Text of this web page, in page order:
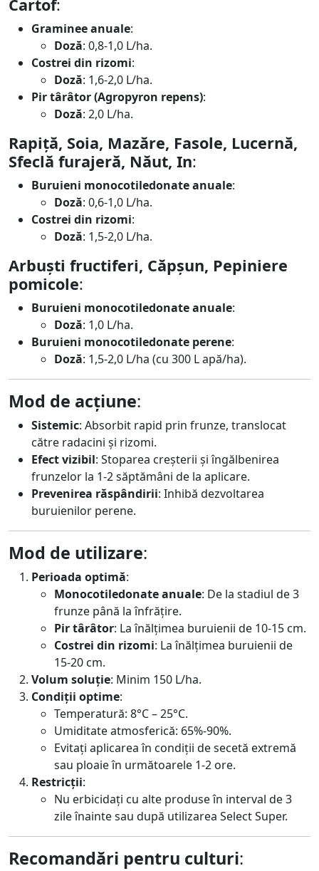
Cartof:
Graminee anuale:
Doză: 0,8-1,0 L/ha.
Costrei din rizomi:
Doză: 1,6-2,0 L/ha.
Pir târâtor (Agropyron repens):
Doză: 2,0 L/ha.
Rapiță, Soia, Mazăre, Fasole, Lucernă,
Sfeclă furajeră, Năut, In:
Buruieni monocotiledonate anuale:
Doză: 0,6-1,0 L/ha.
Costrei din rizomi:
Doză: 1,5-2,0 L/ha.
Arbuști fructiferi, Căpșun, Pepiniere
pomicole:
Buruieni monocotiledonate anuale:
Doză: 1,0 L/ha.
Buruieni monocotiledonate perene:
Doză: 1,5-2,0 L/ha (cu 300 L apă/ha).
Mod de acțiune:
Sistemic: Absorbit rapid prin frunze, translocat
către radacini și rizomi.
Efect vizibil: Stoparea creșterii și îngălbenirea
frunzelor la 1-2 săptămâni de la aplicare.
Prevenirea răspândirii: Inhibă dezvoltarea
buruienilor perene.
Mod de utilizare:
Perioada optimă:
Monocotiledonate anuale: De la stadiul de 3
frunze până la înfrățire.
Pir târâtor: La înălțimea buruienii de 10-15 cm.
Costrei din rizomi: La înălțimea buruienii de
15-20 cm.
Volum soluție: Minim 150 L/ha.
Condiții optime:
Temperatură: 8°C – 25°C.
Umiditate atmosferică: 65%-90%.
Evitați aplicarea în condiții de secetă extremă
sau ploaie în următoarele 1-2 ore.
Restricții:
Nu erbicidați cu alte produse în interval de 3
zile înainte sau după utilizarea Select Super.
Recomandări pentru culturi: